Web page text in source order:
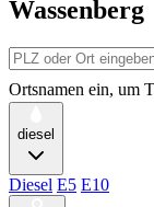
Wassenberg
Ortsnamen ein, um
diesel
Diesel E5 E10